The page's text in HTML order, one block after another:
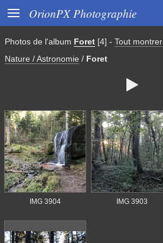
 OrionPX Photographie
Photos de l'album Foret [4] - Tout montrer
Nature / Astronomie / Foret

IMG 3904 IMG 3903